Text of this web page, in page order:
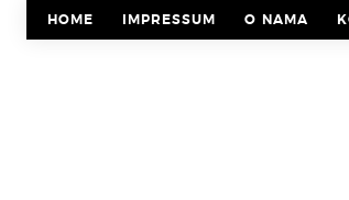
HOME IMPRESSUM O NAMA